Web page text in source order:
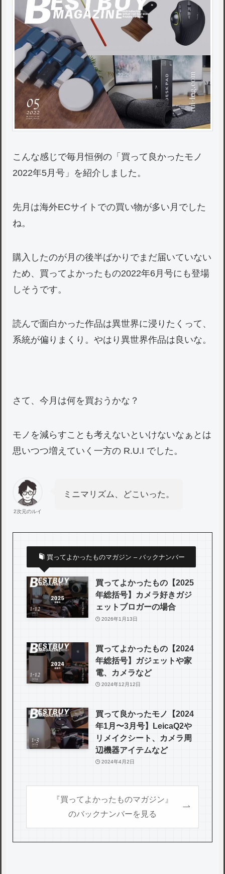
こんな感じで毎月恒例の「買って良かったモノ
2022年5月号」を紹介しました。
先月は海外ECサイトでの買い物が多い月でした
ね。
購入したのが月の後半ばかりでまだ届いていない
ため、買ってよかったもの2022年6月号にも登場
しそうです。
読んで面白かった作品は異世界に浸りたくって、
系統が偏りまくり。やはり異世界作品は良いな。
さて、今月は何を買おうかな？
モノを減らすことも考えないといけないなぁとは
思いつつ増えていく一方の R.U.I でした。
2次元のルイ
ミニマリズム、どこいった。
買ってよかったものマガジン – バックナンバー
買ってよかったもの【2025
年総括号】カメラ好きガジ
ェットブロガーの場合
2026年1月13日
買ってよかったもの【2024
年総括号】ガジェットや家
電、カメラなど
2024年12月12日
買って良かったモノ【2024
年1月〜3月号】LeicaQ2や
リメイクシート、カメラ周
辺機器アイテムなど
2024年4月2日
『買ってよかったものマガジン』
のバックナンバーを見る